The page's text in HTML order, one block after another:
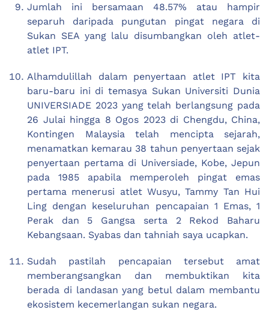
Jumlah ini bersamaan 48.57% atau hampir
separuh daripada pungutan pingat negara di
Sukan SEA yang lalu disumbangkan oleh atlet-
atlet IPT.
Alhamdulillah dalam penyertaan atlet IPT kita
baru-baru ini di temasya Sukan Universiti Dunia
UNIVERSIADE 2023 yang telah berlangsung pada
26 Julai hingga 8 Ogos 2023 di Chengdu, China,
Kontingen Malaysia telah mencipta sejarah,
menamatkan kemarau 38 tahun penyertaan sejak
penyertaan pertama di Universiade, Kobe, Jepun
pada 1985 apabila memperoleh pingat emas
pertama menerusi atlet Wusyu, Tammy Tan Hui
Ling dengan keseluruhan pencapaian 1 Emas, 1
Perak dan 5 Gangsa serta 2 Rekod Baharu
Kebangsaan. Syabas dan tahniah saya ucapkan.
Sudah pastilah pencapaian tersebut amat
memberangsangkan dan membuktikan kita
berada di landasan yang betul dalam membantu
ekosistem kecemerlangan sukan negara.